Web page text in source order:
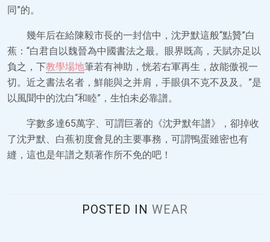
同”的。
幾年后在給陳毅市長的一封信中，沈尹默這般“點贊”白
蕉：“白君自以魏晉為中國書法之最。眼界既高，天賦亦足以
負之，下教學場地筆若有神助，恍若右軍再生，故能傲視一
切。近之書法名者，鮮能與之并肩，手眼俱不克不及及。”是
以風聞中的沈白“和睦”，生怕未必靠譜。
字數多達65萬字、可謂巨著的《沈尹默年譜》，卻掉收
了沈尹默、白蕉初度會見的主要事務，可謂鴨蛋雖密也有
縫，這也是年譜之類著作所不免的吧！
POSTED IN WEAR